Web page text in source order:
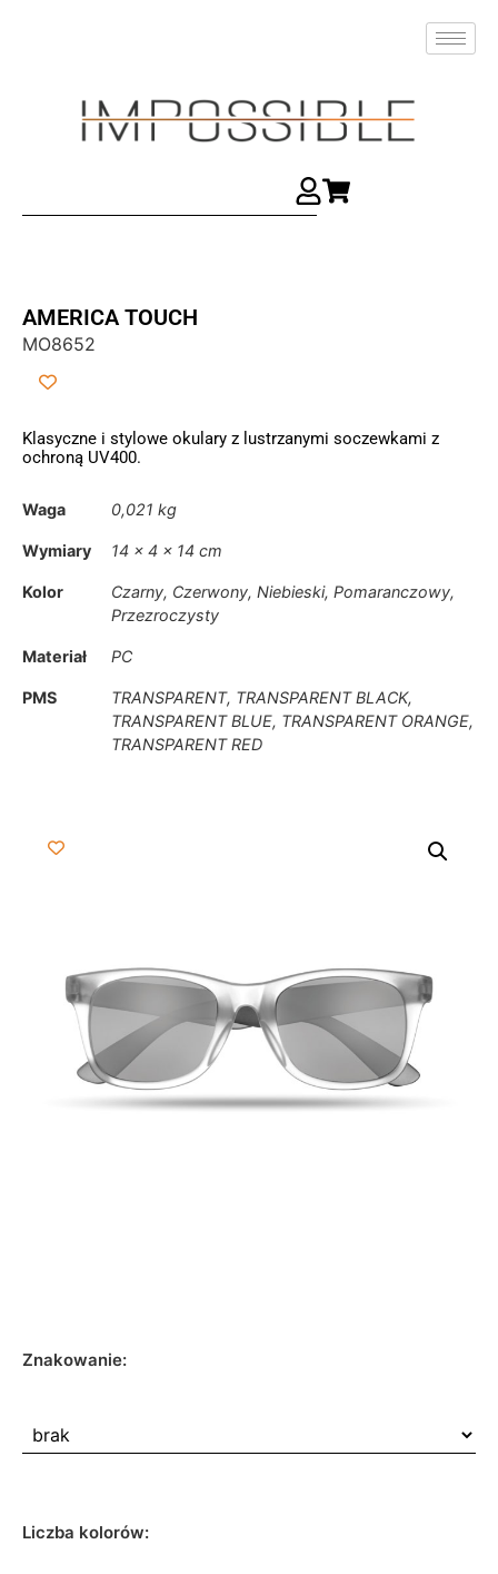
AMERICA TOUCH
MO8652
Klasyczne i stylowe okulary z lustrzanymi soczewkami z
ochroną UV400.
Waga 0,021 kg
Wymiary 14 × 4 × 14 cm
Kolor
Czarny, Czerwony, Niebieski, Pomaranczowy,
Przezroczysty
Materiał PC
PMS
TRANSPARENT, TRANSPARENT BLACK,
TRANSPARENT BLUE, TRANSPARENT ORANGE,
TRANSPARENT RED
Znakowanie:
Liczba kolorów: